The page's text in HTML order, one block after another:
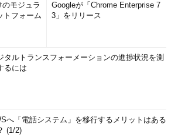
モジュラ
トフォーム
Googleが「Chrome Enterprise 7
3」をリリース
タルトランスフォーメーションの進捗状況を測
るには
へ「電話システム」を移行するメリットはある
(1/2)